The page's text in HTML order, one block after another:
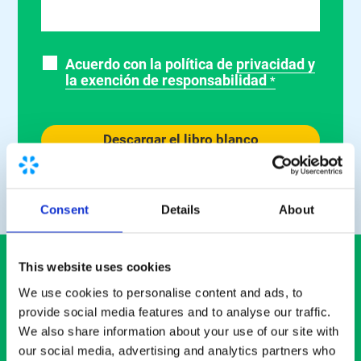
Consent Details About
This website uses cookies
We use cookies to personalise content and ads, to
provide social media features and to analyse our traffic.
We also share information about your use of our site with
our social media, advertising and analytics partners who
Acuerdo con la política de privacidad y
la exención de responsabilidad*
Su propia planta de
bioGNL in situ.Alta